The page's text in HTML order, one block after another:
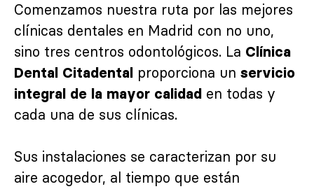
Comenzamos nuestra ruta por las mejores
clínicas dentales en Madrid con no uno,
sino tres centros odontológicos. La Clínica
Dental Citadental proporciona un servicio
integral de la mayor calidad en todas y
cada una de sus clínicas.
Sus instalaciones se caracterizan por su
aire acogedor, al tiempo que están